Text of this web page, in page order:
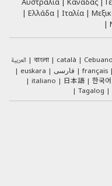
Ελλάδα
Ιταλία
العربية বাংলা català Cebuano
euskara
فارسی français
italiano
日本語 한국어
Tagalog